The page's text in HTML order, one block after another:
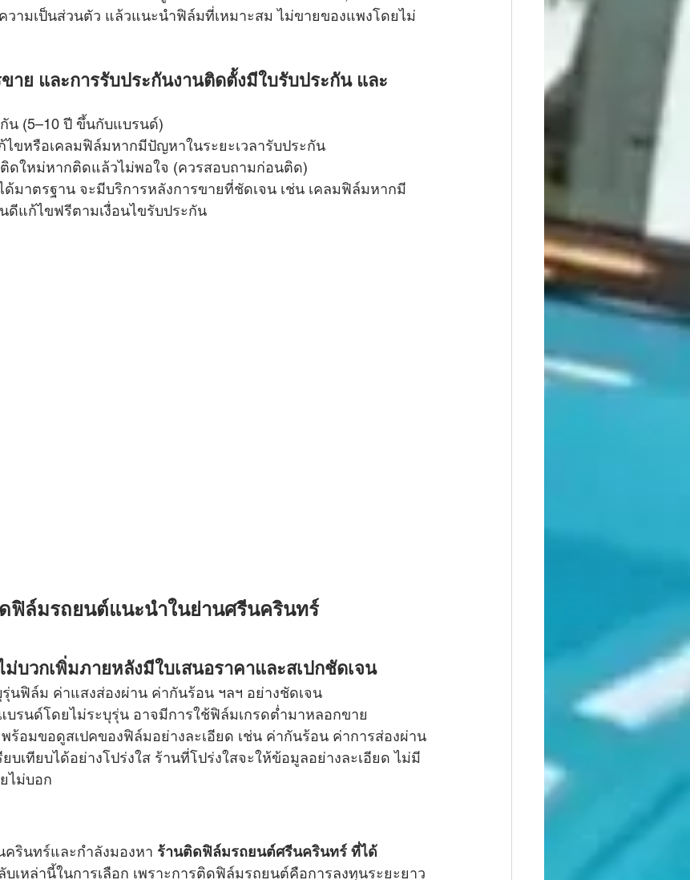
วามเป็นส่วนตัว แล้วแนะนำฟิล์มที่เหมาะสม ไม่ขายของแพงโดยไม่
าย และการรับประกันงานติดตั้งมีใบรับประกัน และ
น (5–10 ปี ขึ้นกับแบรนด์)
ไขหรือเคลมฟิล์มหากมีปัญหาในระยะเวลารับประกัน
ดใหม่หากติดแล้วไม่พอใจ (ควรสอบถามก่อนติด)
ด้มาตรฐาน จะมีบริการหลังการขายที่ชัดเจน เช่น เคลมฟิล์มหากมี
แก้ไขฟรีตามเงื่อนไขรับประกัน
ฟิล์มรถยนต์แนะนำในย่านศรีนครินทร์
ม่บวกเพิ่มภายหลังมีใบเสนอราคาและสเปกชัดเจน
นฟิล์ม ค่าแสงส่องผ่าน ค่ากันร้อน ฯลฯ อย่างชัดเจน
บรนด์โดยไม่ระบุรุ่น อาจมีการใช้ฟิล์มเกรดต่ำมาหลอกขาย
ร้อมขอดูสเปคของฟิล์มอย่างละเอียด เช่น ค่ากันร้อน ค่าการส่องผ่าน
บเทียบได้อย่างโปร่งใส ร้านที่โปร่งใสจะให้ข้อมูลอย่างละเอียด ไม่มี
ไม่บอก
รินทร์และกำลังมองหา ร้านติดฟิล์มรถยนต์ศรีนครินทร์ ที่ได้
เหล่านี้ในการเลือก เพราะการติดฟิล์มรถยนต์คือการลงทุนระยะยาว